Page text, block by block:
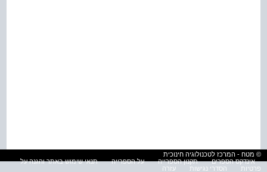
© מטח - המרכז לטכנולוגיה חינוכית
אינדקס הספרים
תקנון הספרייה על הספרייה
תנאי שימוש באתר והגנה על
פרטיות
הסדרי נגישות עזרה